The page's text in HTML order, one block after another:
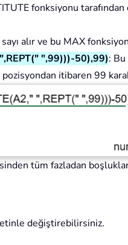
fonksiyonu
alır ve bu MAX
",99)))-50),99):
itibaren 99
tüm fazladan
değiştirebilirsiniz.